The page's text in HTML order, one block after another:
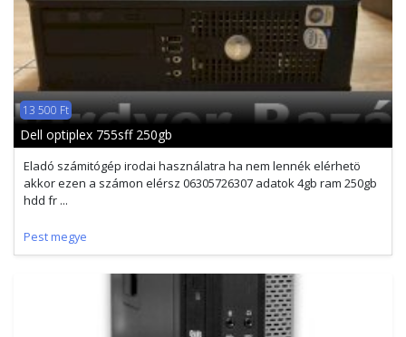
13 500 Ft
Dell optiplex 755sff 250gb
Eladó számitógép irodai használatra ha nem lennék elérhetö
akkor ezen a számon elérsz 06305726307 adatok 4gb ram 250gb
hdd fr ...
Pest megye